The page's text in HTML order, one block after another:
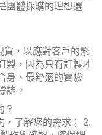
團體採購的理想選
貨，以應對客戶的緊
製，因為只有訂製才
身、最舒適的實驗
誌。
？
，了解您的需求； 2.